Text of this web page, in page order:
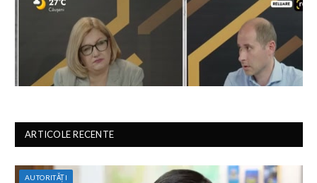
ARTICOLE RECENTE
AUTORITĂȚI